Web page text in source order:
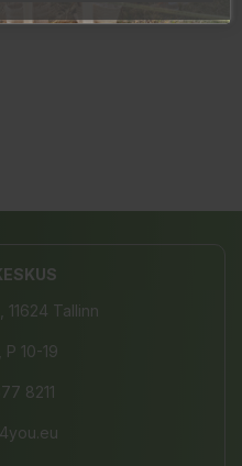
11624 Tallinn
P 10-19
8211